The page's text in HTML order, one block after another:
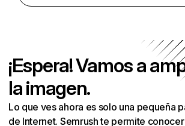
¡Espera! Vamos a
la imagen.
Lo que ves ahora es solo una pequeña
de Internet. Semrush te permite